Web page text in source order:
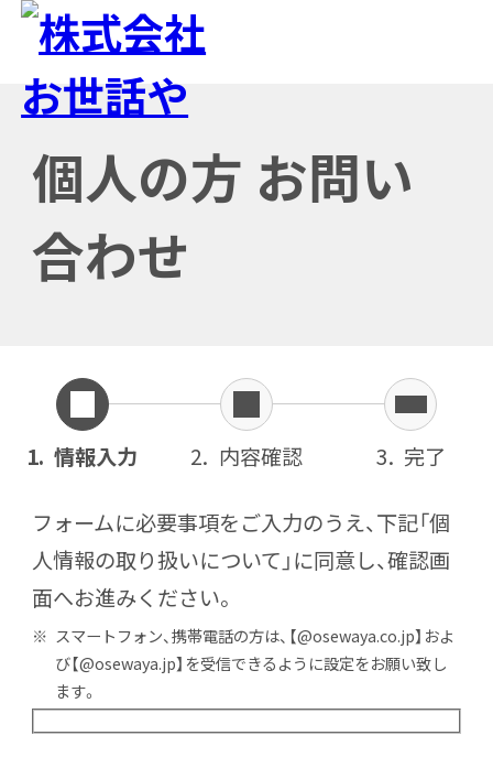
個人の方 お問い
合わせ
情報入力 内容確認 完了
フォームに必要事項をご入力のうえ、下記「個
人情報の取り扱いについて」に同意し、確認画
面へお進みください。
スマートフォン、携帯電話の方は、【@osewaya.co.jp】およ
び【@osewaya.jp】を受信できるように設定をお願い致し
ます。